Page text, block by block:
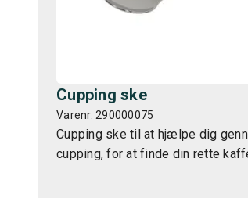
Cupping ske
Varenr. 290000075
Cupping ske til at hjælpe dig
cupping, for at finde din rette